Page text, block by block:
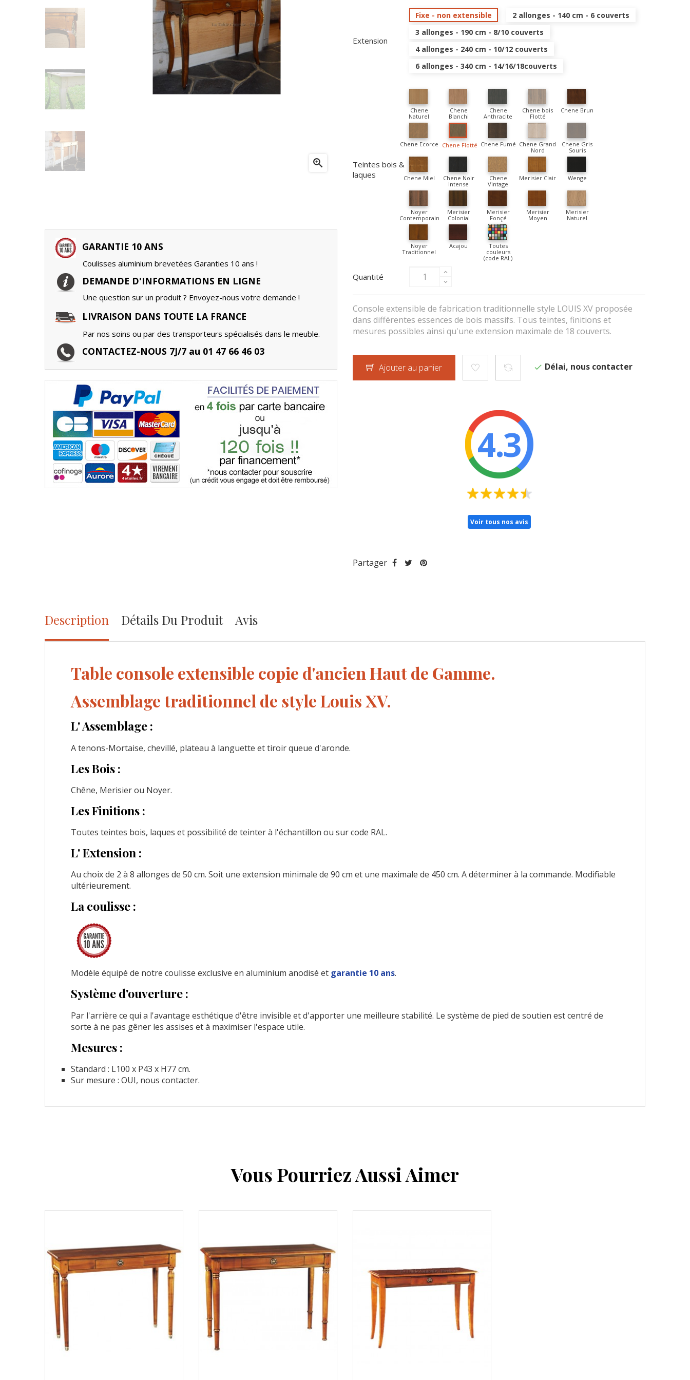

GARANTIE 10 ANS
Coulisses aluminium brevetées Garanties 10 ans !
DEMANDE D'INFORMATIONS EN LIGNE
Une question sur un produit ? Envoyez-nous votre demande !
LIVRAISON DANS TOUTE LA FRANCE
Par nos soins ou par des transporteurs spécialisés dans le meuble.
CONTACTEZ-NOUS 7J/7 au 01 47 66 46 03
Extension
Fixe - non extensible
2 allonges - 140 cm - 6 couverts
3 allonges - 190 cm - 8/10 couverts
4 allonges - 240 cm - 10/12 couverts
6 allonges - 340 cm - 14/16/18couverts
Teintes bois &
laques
Chene
Naturel
Chene
Blanchi
Chene
Anthracite
Chene bois
Flotté
Chene Brun
Chene Ecorce Chene Flotté Chene Fumé Chene Grand
Nord
Chene Gris
Souris
Chene Miel
Chene Noir
Intense
Chene
Vintage
Merisier Clair Wenge
Noyer
Contemporain
Merisier
Colonial
Merisier
Fonçé
Merisier
Moyen
Merisier
Naturel
Noyer
Traditionnel
Acajou
Toutes
couleurs
(code RAL)
Quantité
Console extensible de fabrication traditionnelle style LOUIS XV proposée
dans différentes essences de bois massifs. Tous teintes, finitions et
mesures possibles ainsi qu'une extension maximale de 18 couverts.
Ajouter au panier Délai, nous contacter
4.3
Voir tous nos avis
Partager
Description Détails Du Produit Avis
Table console extensible copie d'ancien Haut de Gamme.
Assemblage traditionnel de style Louis XV.
L' Assemblage :
A tenons-Mortaise, chevillé, plateau à languette et tiroir queue d'aronde.
Les Bois :
Chêne, Merisier ou Noyer.
Les Finitions :
Toutes teintes bois, laques et possibilité de teinter à l'échantillon ou sur code RAL.
L' Extension :
Au choix de 2 à 8 allonges de 50 cm. Soit une extension minimale de 90 cm et une maximale de 450 cm. A déterminer à la commande. Modifiable
ultérieurement.
La coulisse :
Modèle équipé de notre coulisse exclusive en aluminium anodisé et garantie 10 ans.
Système d'ouverture :
Par l'arrière ce qui a l'avantage esthétique d'être invisible et d'apporter une meilleure stabilité. Le système de pied de soutien est centré de
sorte à ne pas gêner les assises et à maximiser l'espace utile.
Mesures :
Standard : L100 x P43 x H77 cm.
Sur mesure : OUI, nous contacter.
Vous Pourriez Aussi Aimer
Aperçu rapide
Comparer
Aperçu rapide
Comparer